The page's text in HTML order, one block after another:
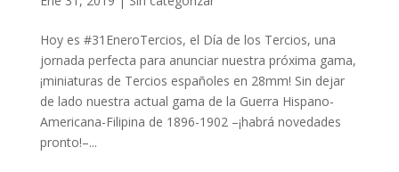
Hoy es #31EneroTercios, el Día de los Tercios, una
jornada perfecta para anunciar nuestra próxima gama,
¡miniaturas de Tercios españoles en 28mm! Sin dejar
de lado nuestra actual gama de la Guerra Hispano-
Americana-Filipina de 1896-1902 –¡habrá novedades
pronto!–...